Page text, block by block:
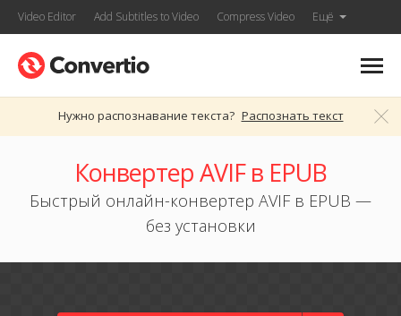
Video Editor Add Subtitles to Video Compress Video Ещё
Нужно распознавание текста? Распознать текст
Конвертер AVIF в EPUB
Быстрый онлайн-конвертер AVIF в EPUB —
без установки